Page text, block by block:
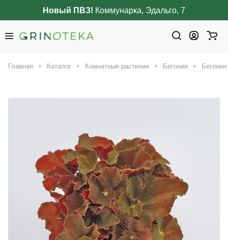
Новый ПВЗ! Коммунарка, Эдальго, 7
Главная Каталог Комнатные растения Бегония